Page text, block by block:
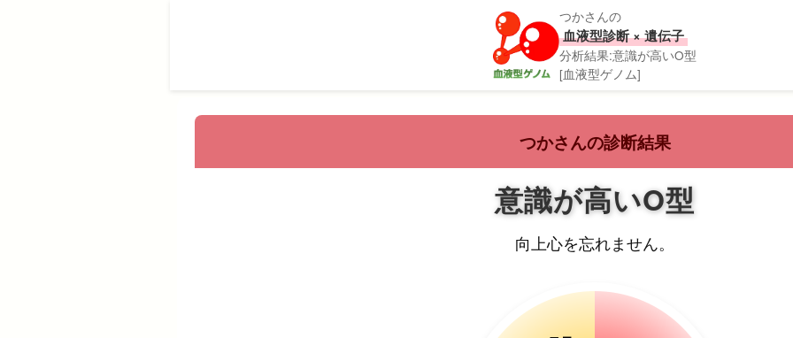
つかさんの
血液型診断 × 遺伝子
分析結果:意識が高いO型
[血液型ゲノム]
つかさんの診断結果
意識が高いO型
向上心を忘れません。